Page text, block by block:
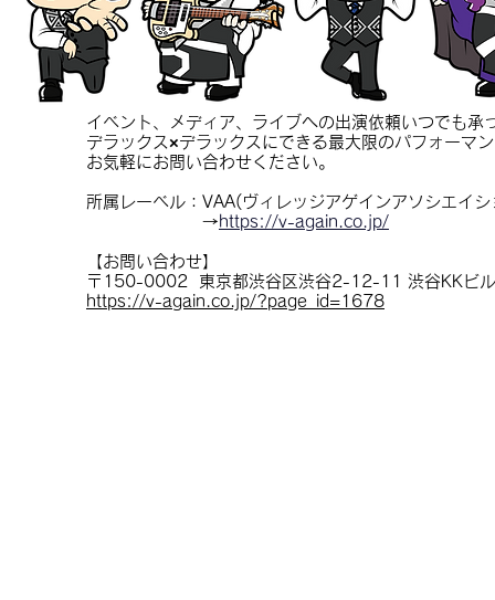
イベント、メディア、ライブへの出演依頼いつでも承
デラックス×デラックスにできる最大限のパフォーマ
お気軽にお問い合わせください。
所属レーベル：VAA(ヴィレッジアゲインアソシエイシ
→ https://v-again.co.jp/
【お問い合わせ】
〒150-0002 東京都渋谷区渋谷2-12-11 渋谷KKビ
https://v-again.co.jp/?page_id=1678